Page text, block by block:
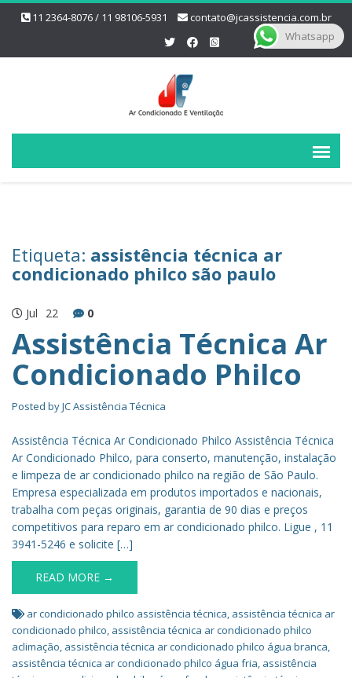
11 2364-8076 / 11 98106-5931 contato@jcassistencia.com.br
Etiqueta: assistência técnica ar
condicionado philco são paulo
Jul 22 0
Assistência Técnica Ar
Condicionado Philco
Posted byJC Assistência Técnica
Assistência Técnica Ar Condicionado Philco Assistência Técnica
Ar Condicionado Philco, para conserto, manutenção, instalação
e limpeza de ar condicionado philco na região de São Paulo.
Empresa especializada em produtos importados e nacionais,
trabalha com peças originais, garantia de 90 dias e preços
competitivos para reparo em ar condicionado philco. Ligue , 11
3941-5246 e solicite […]
READ MORE →
ar condicionado philco assistência técnica, assistência técnica ar
condicionado philco, assistência técnica ar condicionado philco
aclimação, assistência técnica ar condicionado philco água branca,
assistência técnica ar condicionado philco água fria, assistência
Whatsapp